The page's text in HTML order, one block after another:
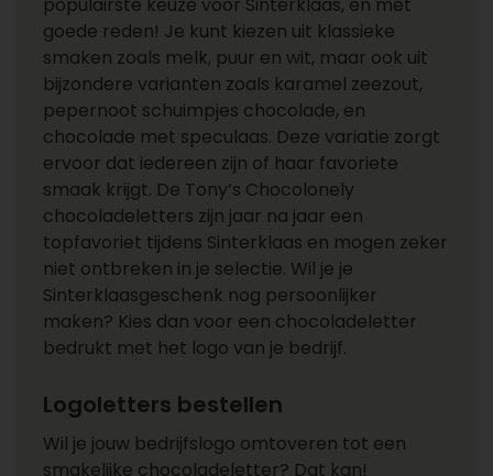
goede reden! Je kunt kiezen uit klassieke
smaken zoals melk, puur en wit, maar ook uit
bijzondere varianten zoals karamel zeezout,
pepernoot schuimpjes chocolade, en
chocolade met speculaas. Deze variatie zorgt
ervoor dat iedereen zijn of haar favoriete
smaak krijgt. De Tony’s Chocolonely
chocoladeletters zijn jaar na jaar een
topfavoriet tijdens Sinterklaas en mogen zeker
niet ontbreken in je selectie. Wil je je
Sinterklaasgeschenk nog persoonlijker
maken? Kies dan voor een chocoladeletter
bedrukt met het logo van je bedrijf.
Logoletters bestellen
Wil je jouw bedrijfslogo omtoveren tot een
smakelijke chocoladeletter? Dat kan!